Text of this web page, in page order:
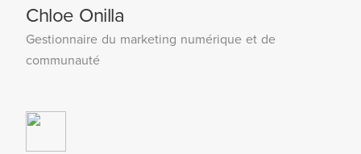
Chloe Onilla
Gestionnaire du marketing numérique et de
communauté